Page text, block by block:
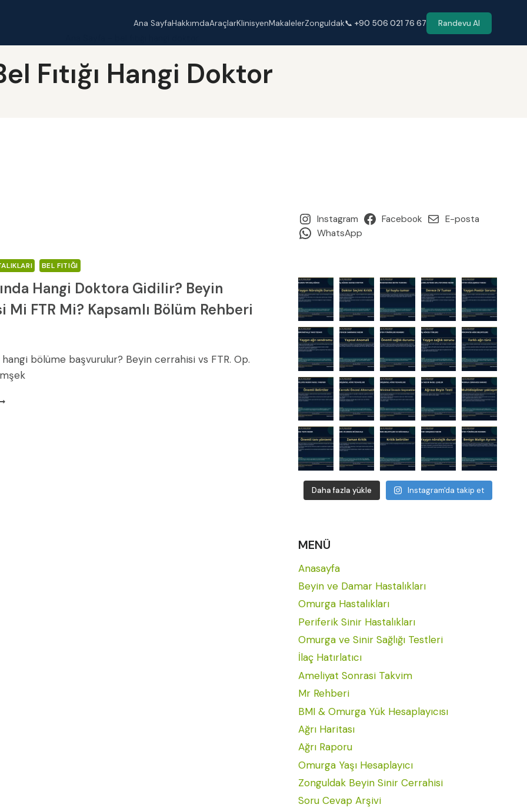
Ana SayfaHakkımdaAraçlarKlinisyenMakalelerZonguldak📞 +90 506 021 76 67 Randevu Al
Fıtığı Hangi Doktor
BEL FITIĞI
Hangi Doktora Gidilir? Beyin
Mi FTR Mi? Kapsamlı Bölüm Rehberi
hangi bölüme başvurulur? Beyin cerrahisi vs FTR. Op.
Instagram Facebook
E-posta
WhatsApp
Daha fazla yükle Instagram'da takip et
MENÜ
Anasayfa
Beyin ve Damar Hastalıkları
Omurga Hastalıkları
Periferik Sinir Hastalıkları
Omurga ve Sinir Sağlığı Testleri
İlaç Hatırlatıcı
Ameliyat Sonrasi Takvim
Mr Rehberi
BMI & Omurga Yük Hesaplayıcısı
Ağrı Haritası
Ağrı Raporu
Omurga Yaşı Hesaplayıcı
Zonguldak Beyin Sinir Cerrahisi
Soru Cevap Arşivi